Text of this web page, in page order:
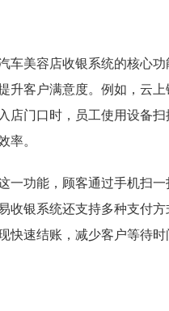
车美容店收银系统的核心
升客户满意度。例如，云
店门口时，员工使用设备
率。
一功能，顾客通过手机扫
收银系统还支持多种支付
快速结账，减少客户等待时